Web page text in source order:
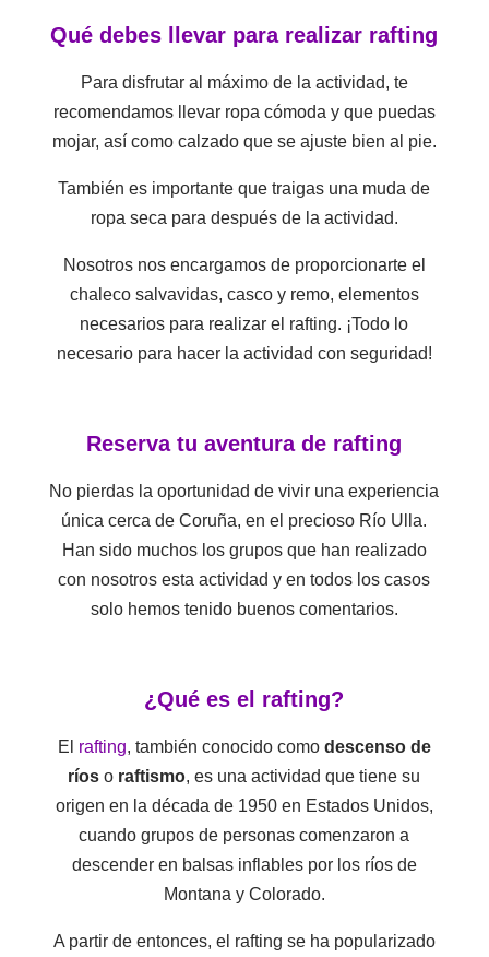
Qué debes llevar para realizar rafting
Para disfrutar al máximo de la actividad, te
recomendamos llevar ropa cómoda y que puedas
mojar, así como calzado que se ajuste bien al pie.
También es importante que traigas una muda de
ropa seca para después de la actividad.
Nosotros nos encargamos de proporcionarte el
chaleco salvavidas, casco y remo, elementos
necesarios para realizar el rafting. ¡Todo lo
necesario para hacer la actividad con seguridad!
Reserva tu aventura de rafting
No pierdas la oportunidad de vivir una experiencia
única cerca de Coruña, en el precioso Río Ulla.
Han sido muchos los grupos que han realizado
con nosotros esta actividad y en todos los casos
solo hemos tenido buenos comentarios.
¿Qué es el rafting?
El rafting, también conocido como descenso de
ríos o raftismo, es una actividad que tiene su
origen en la década de 1950 en Estados Unidos,
cuando grupos de personas comenzaron a
descender en balsas inflables por los ríos de
Montana y Colorado.
A partir de entonces, el rafting se ha popularizado